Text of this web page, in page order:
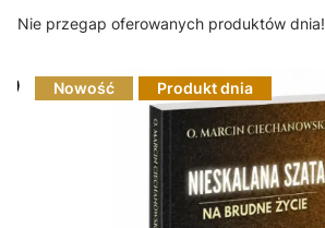
Nie przegap oferowanych produktów dnia!
Nowość Produkt dnia